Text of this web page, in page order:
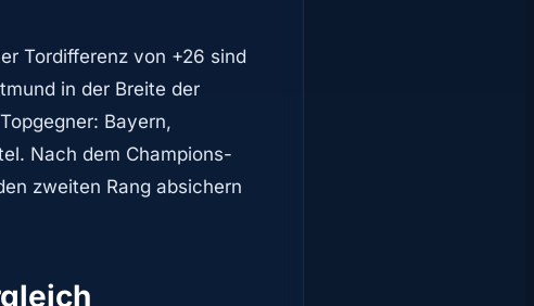
Tordifferenz von +26 sind
in der Breite der
Bayern,
Nach dem Champions-
zweiten Rang absichern